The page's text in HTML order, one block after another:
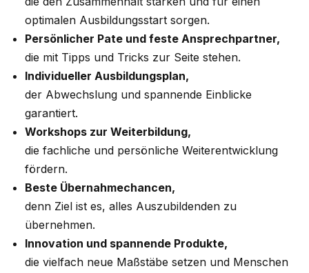
optimalen Ausbildungsstart sorgen.
Persönlicher Pate und feste Ansprechpartner,
die mit Tipps und Tricks zur Seite stehen.
Individueller Ausbildungsplan,
der Abwechslung und spannende Einblicke
garantiert.
Workshops zur Weiterbildung,
die fachliche und persönliche Weiterentwicklung
fördern.
Beste Übernahmechancen,
denn Ziel ist es, alles Auszubildenden zu
übernehmen.
Innovation und spannende Produkte,
die vielfach neue Maßstäbe setzen und Menschen